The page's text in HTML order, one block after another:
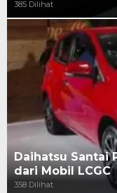
385 Dilihat
Daihatsu Santai
dari Mobil LCGC
358 Dilihat